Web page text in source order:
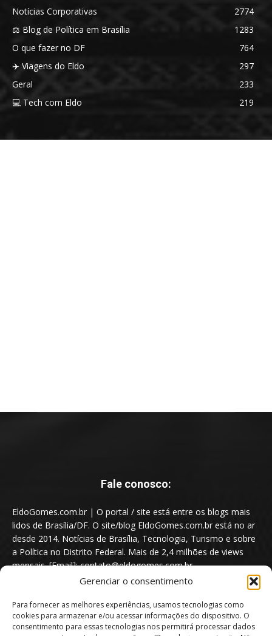
Gerenciar o consentimento
Para fornecer as melhores experiências, usamos tecnologias como
cookies para armazenar e/ou acessar informações do dispositivo. O
consentimento para essas tecnologias nos permitirá processar dados
Notícias Corporativas
2774
⚖️ Blog de Política em Brasília
1283
O que fazer no DF
764
✈️ Viagens do Eldo
297
Geral
233
💻 Tech com Eldo
219
Fale conosco:
EldoGomes.com.br | O portal / site está entre os blogs mais
lidos de Brasília/DF. O site/blog EldoGomes.com.br está no ar
desde 2014. Notícias de Brasília, Tecnologia, Turismo e sobre
a Política no Distrito Federal. Mais de 2,4 milhões de views
mensais. [Email]: contato@eldogomes.com.br